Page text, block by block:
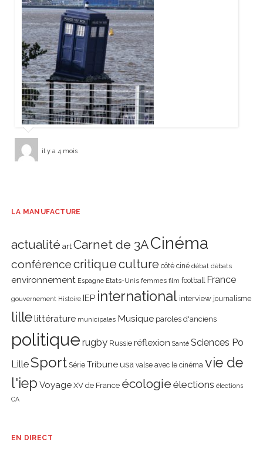
il y a 4 mois
LA MANUFACTURE
actualité art Carnet de 3ACinéma
conférencecritiqueculture côté ciné débat débats
environnement Espagne Etats-Unis femmes film football France
gouvernement Histoire IEP international interview journalisme
lillelittérature municipales Musique paroles d'anciens
politique rugby Russie réflexion Santé Sciences Po
LilleSport Série Tribune usa valse avec le cinéma vie de
l'iep Voyage XV de France écologie élections élections
CA
EN DIRECT